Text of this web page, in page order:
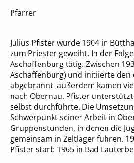
Pfarrer
Julius Pfister wurde 1904 in
zum Priester geweiht. In der
Aschaffenburg tätig. Zwischen
Aschaffenburg) und initiierte den
abgebrannt, außerdem kamen
nach Obernau. Pfister
selbst durchführte. Die
Schwerpunkt seiner Arbeit in
Gruppenstunden, in denen die
gemeinsam in Zeltlager fuhren.
Pfister starb 1965 in Bad